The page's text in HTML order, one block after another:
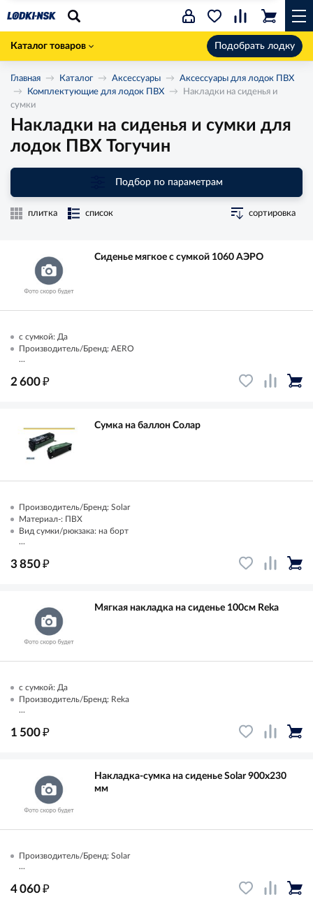
Каталог товаров Подобрать лодку
Главная Каталог Аксессуары
Аксессуары для лодок ПВХ
Комплектующие для лодок ПВХ
Накладки на сиденья и
сумки
Накладки на сиденья и сумки для
лодок ПВХ Тогучин
Подбор по параметрам
плитка список сортировка
Сиденье мягкое с сумкой 1060 АЭРО
с сумкой: Да
Производитель/Бренд: AERO
...
2 600₽
Сумка на баллон Солар
Производитель/Бренд: Solar
Материал-: ПВХ
Вид сумки/рюкзака: на борт
...
3 850₽
Мягкая накладка на сиденье 100см Reka
с сумкой: Да
Производитель/Бренд: Reka
...
1 500₽
Накладка-сумка на сиденье Solar 900х230
мм
Производитель/Бренд: Solar
...
4 060₽